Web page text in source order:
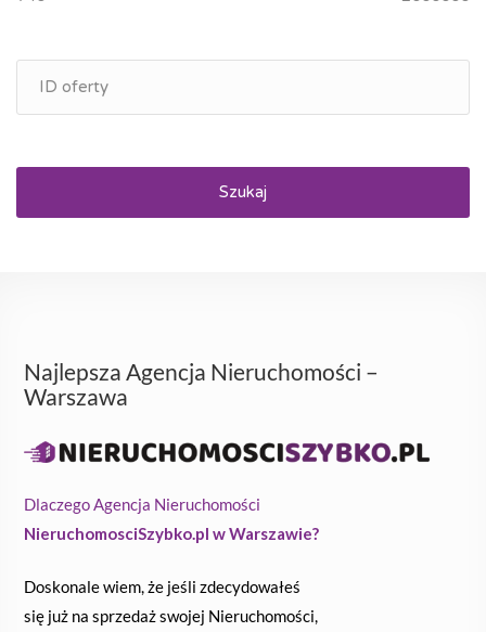
Szukaj
Najlepsza Agencja Nieruchomości –
Warszawa
Dlaczego Agencja Nieruchomości
NieruchomosciSzybko.pl w Warszawie?
Doskonale wiem, że jeśli zdecydowałeś
się już na sprzedaż swojej Nieruchomości,